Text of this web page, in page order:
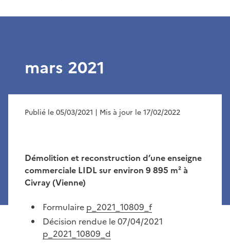
mars 2021
Publié le 05/03/2021 | Mis à jour le 17/02/2022
Démolition et reconstruction d’une enseigne
commerciale LIDL sur environ 9 895 m² à
Civray (Vienne)
Formulaire p_2021_10809_f
Décision rendue le 07/04/2021
p_2021_10809_d